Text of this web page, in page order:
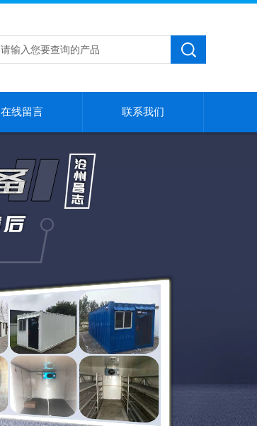
在线留言 联系我们